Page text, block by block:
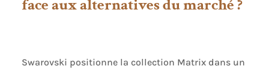
face aux alternatives du marché ?
Swarovski positionne la collection Matrix dans un